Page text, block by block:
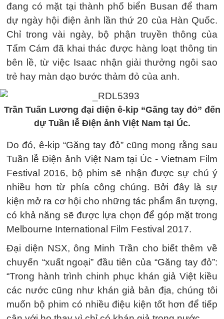
đang có mặt tại thành phố biển Busan để tham
dự ngày hội điện ảnh lần thứ 20 của Hàn Quốc.
Chỉ trong vài ngày, bộ phận truyền thông của
Tấm Cám đã khai thác được hàng loạt thông tin
bên lề, từ việc Isaac nhận giải thưởng ngôi sao
trẻ hay màn dạo bước thảm đỏ của anh.
Trần Tuấn Lương đại diện ê-kip “Găng tay đỏ” đến
dự Tuần lễ Điện ảnh Việt Nam tại Úc.
Do đó, ê-kip “Găng tay đỏ” cũng mong rằng sau
Tuần lễ Điện ảnh Việt Nam tại Úc - Vietnam Film
Festival 2016, bộ phim sẽ nhận được sự chú ý
nhiều hơn từ phía công chúng. Bởi đây là sự
kiện mở ra cơ hội cho những tác phẩm ấn tượng,
có khả năng sẽ được lựa chọn để góp mặt trong
Melbourne International Film Festival 2017.
Đại diện NSX, ông Minh Trần cho biết thêm về
chuyến “xuất ngoại” đầu tiên của “Găng tay đỏ”:
“Trong hành trình chinh phục khán giả Việt kiều
các nước cũng như khán giả bản địa, chúng tôi
muốn bộ phim có nhiều điệu kiện tốt hơn để tiếp